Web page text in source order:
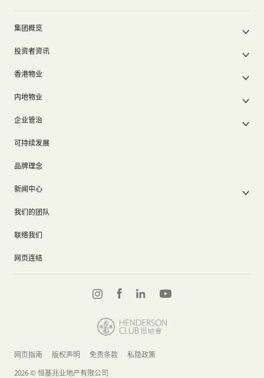
集团概览
集团架构
我们的创办人
50周年
内地业务
物业相关业务
奖项及荣誉
投资者资讯
股东周年大会文件
中期报告/年报及可持续发展报告
以电子方式发布公司通讯之安排
证券变动报表
香港物业
其他物业
香港出租物业
内地物业
内地出租物业
过去主要发展项目
企业管治
集团政策
可持续发展
品牌理念
新闻中心
集团消息
我们的团队
联络我们
网页连结
网页指南 版权声明 免责条款
私隐政策
2026 © 恒基兆业地产有限公司